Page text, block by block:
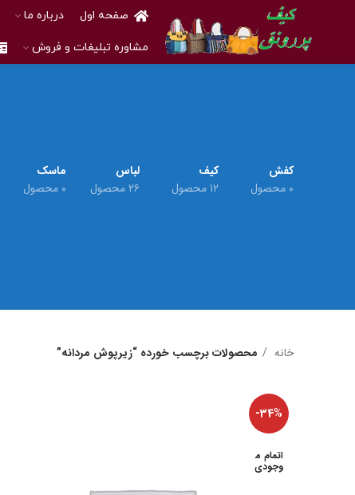
صفحه اول درباره ما
مشاوره تبلیغات و فروش
کفش
۰ محصول
کیف
۱۲ محصول
لباس
۲۶ محصول
ماسک
۰ محصول
خانه محصولات برچسب خورده “زیرپوش مردانه”
-34%
اتمام م
وجودی